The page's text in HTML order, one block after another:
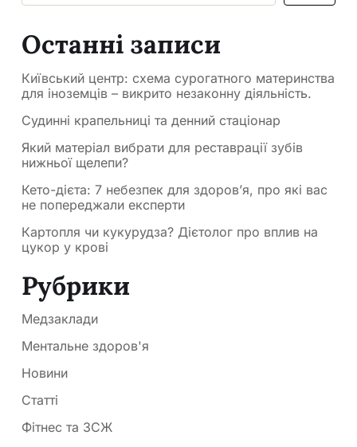
Останні записи
Київський центр: схема сурогатного материнства
для іноземців – викрито незаконну діяльність.
Судинні крапельниці та денний стаціонар
Який матеріал вибрати для реставрації зубів
нижньої щелепи?
Кето-дієта: 7 небезпек для здоров’я, про які вас
не попереджали експерти
Картопля чи кукурудза? Дієтолог про вплив на
цукор у крові
Рубрики
Медзаклади
Ментальне здоров'я
Новини
Статті
Фітнес та ЗСЖ